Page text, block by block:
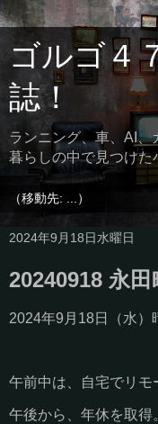
ゴルゴ４
誌！
ランニング、車、AI、
暮らしの中で見つけた
2024年9月18日水曜日
20240918 永田
2024年9月18日（水）
午前中は、自宅でリモ
午後から、年休を取得